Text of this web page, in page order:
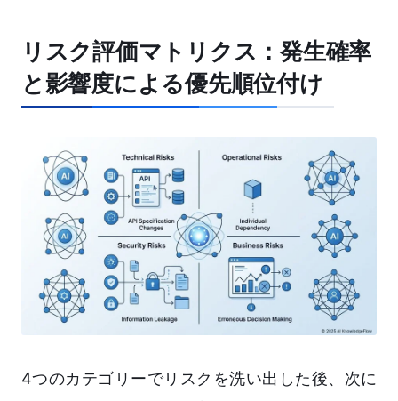
リスク評価マトリクス：発生確率
と影響度による優先順位付け
4つのカテゴリーでリスクを洗い出した後、次に